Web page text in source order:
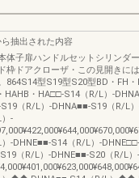
抽出された内容
体子扉ハンドルセットシリンダ
枠ドアクローザ・この見開きに
864S14型S19型S20型BD・FH・
HAHB・HA□□-S14（R/L）-
（R/L）-DHNA■■-S19（R/L
-
-DHNE■■-S14（R/L）-
（R/L）-DHNE■■-S20（R/L）-